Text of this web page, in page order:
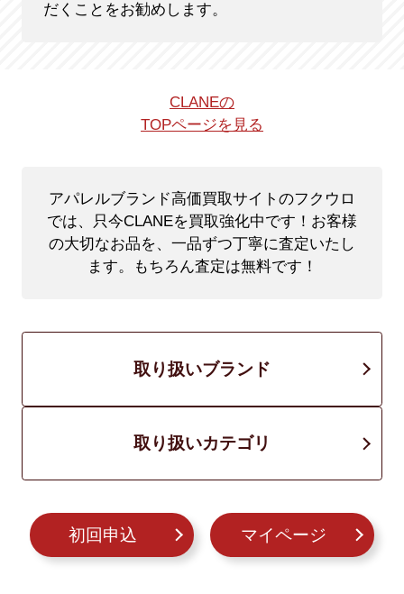
だくことをお勧めします。
CLANEの
TOPページを見る
アパレルブランド高価買取サイトのフクウロ
では、只今CLANEを買取強化中です！ お客様
の大切なお品を、一品ずつ丁寧に査定いたし
ます。もちろん査定は無料です！
取り扱いブランド
取り扱いカテゴリ
初回申込 マイページ